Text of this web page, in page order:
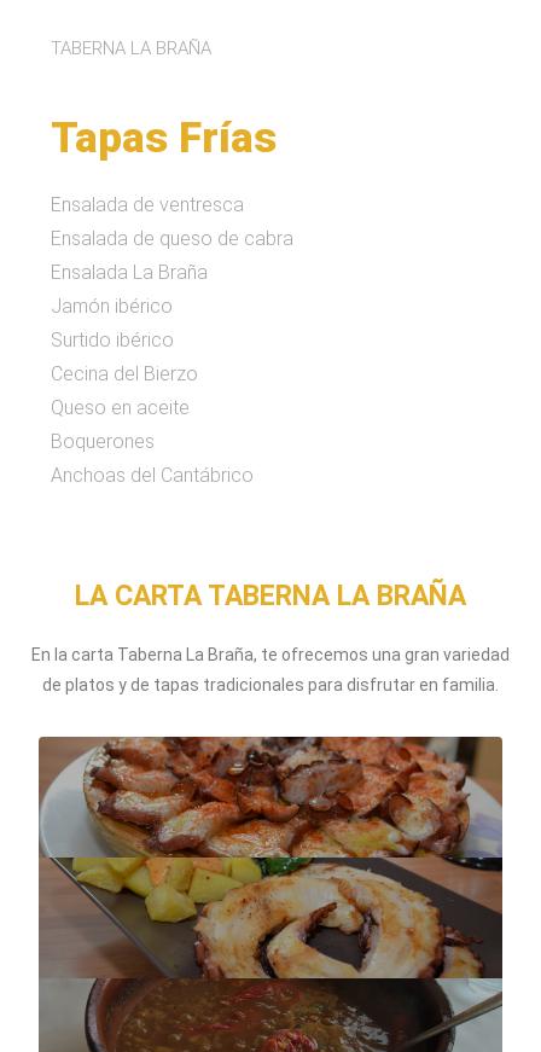
TABERNA LA BRAÑA
Tapas Frías
Ensalada de ventresca
Ensalada de queso de cabra
Ensalada La Braña
Jamón ibérico
Surtido ibérico
Cecina del Bierzo
Queso en aceite
Boquerones
Anchoas del Cantábrico
LA CARTA TABERNA LA BRAÑA
En la carta Taberna La Braña, te ofrecemos una gran variedad
de platos y de tapas tradicionales para disfrutar en familia.